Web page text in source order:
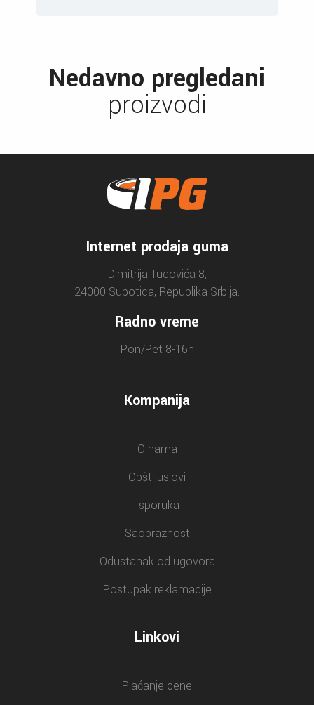
Nedavno pregledani
proizvodi
Internet prodaja guma
Dimitrija Tucovića 8,
24000 Subotica, Republika Srbija.
Radno vreme
Pon/Pet 8-16h
Kompanija
O nama
Opšti uslovi
Isporuka
Saobraznost
Odustanak od ugovora
Postupak reklamacije
Linkovi
Plaćanje cene